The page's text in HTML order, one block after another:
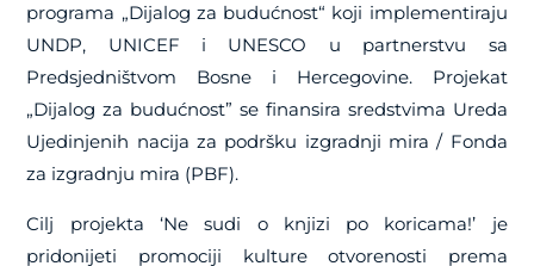
programa „Dijalog za budućnost“ koji implementiraju
UNDP, UNICEF i UNESCO u partnerstvu sa
Predsjedništvom Bosne i Hercegovine. Projekat
„Dijalog za budućnost” se finansira sredstvima Ureda
Ujedinjenih nacija za podršku izgradnji mira / Fonda
za izgradnju mira (PBF).
Cilj projekta ‘Ne sudi o knjizi po koricama!’ je
pridonijeti promociji kulture otvorenosti prema